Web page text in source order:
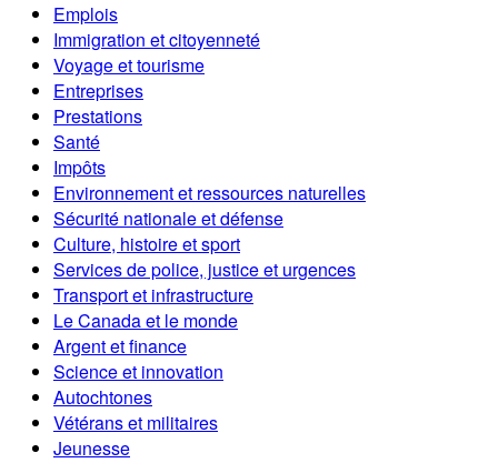
Emplois
Immigration et citoyenneté
Voyage et tourisme
Entreprises
Prestations
Santé
Impôts
Environnement et ressources naturelles
Sécurité nationale et défense
Culture, histoire et sport
Services de police, justice et urgences
Transport et infrastructure
Le Canada et le monde
Argent et finance
Science et innovation
Autochtones
Vétérans et militaires
Jeunesse